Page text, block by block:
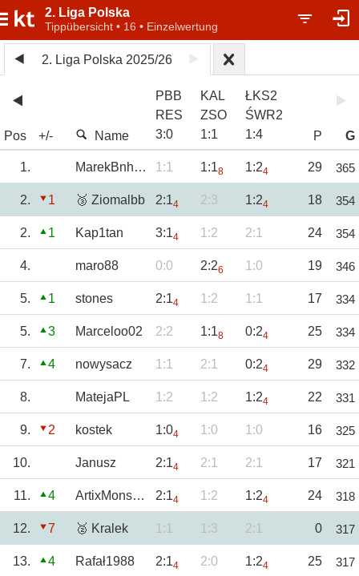
2. Liga Polska
Tippübersicht • 16 • Einzelwertung
2. Liga Polska 2025/26
Pos +/- Name
PBB
RES
3:0
KAL
ZSO
1:1
ŁKS2
ŚWR2
1:4 P G
1. MarekBnh85 1:1 1:18 1:24 29 365
2. 1 🥉 Ziomalbb 2:14 2:3 1:24 18 354
2. 1 Kap1tan 3:14 1:2 2:1 24 354
4. maro88 0:0 2:26 1:0 19 346
5. 1 stones 2:14 1:2 1:1 17 334
5. 3 Marceloo02 2:2 1:18 0:24 25 334
7. 4 nowysacz 1:1 2:1 0:24 29 332
8. MatejaPL 1:2 1:2 1:24 22 331
9. 2 kostek 1:04 1:0 1:0 16 325
10. Janusz 2:14 2:1 2:1 17 321
11. 4 ArtixMonster13 2:14 1:2 1:24 24 318
12. 7 🥈 Kralek 1:1 1:3 2:1 0 317
13. 4 Rafał1988 2:14 2:0 1:24 25 317